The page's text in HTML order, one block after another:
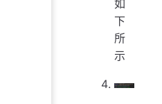
如
下
所
示